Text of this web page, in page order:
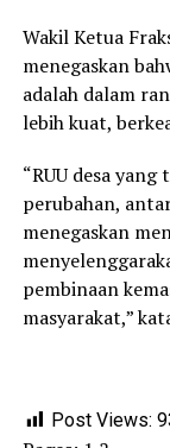
Wakil Ketua
menegaskan
adalah dalam
lebih kuat,
“RUU desa
perubahan,
menegaskan
pembinaan
masyarakat,”
Post Views: